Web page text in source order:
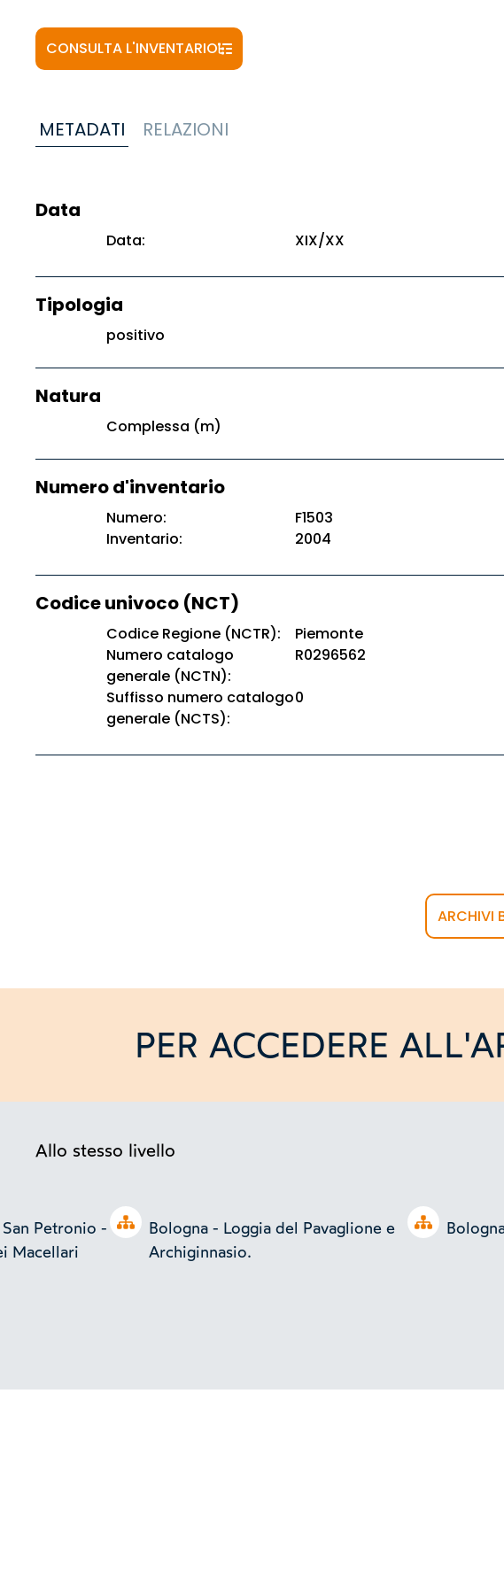
CONSULTA L'INVENTARIO
METADATI RELAZIONI
Data
Data: XIX/XX
Tipologia
positivo
Natura
Complessa (m)
Numero d'inventario
Numero:
F1503
Inventario:
2004
Codice univoco (NCT)
Codice Regione (NCTR):
Piemonte
Numero catalogo
generale (NCTN):
R0296562
Suffisso numero catalogo
generale (NCTS):
0
ARCHIVI
PER ACCEDERE
Allo stesso livello
Open tree
Petronio -
Macellari
Open tree
Bologna - Loggia del Pavaglione e
Archiginnasio.